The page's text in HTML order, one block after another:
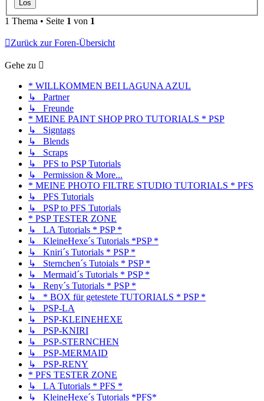
1 Thema • Seite 1 von 1
Zurück zur Foren-Übersicht
Gehe zu
* WILLKOMMEN BEI LAGUNA AZUL
↳ Partner
↳ Freunde
* MEINE PAINT SHOP PRO TUTORIALS * PSP
↳ Signtags
↳ Blends
↳ Scraps
↳ PFS to PSP Tutorials
↳ Permission & More...
* MEINE PHOTO FILTRE STUDIO TUTORIALS * PFS
↳ PFS Tutorials
↳ PSP to PFS Tutorials
* PSP TESTER ZONE
↳ LA Tutorials * PSP *
↳ KleineHexe´s Tutorials *PSP *
↳ Kniri´s Tutorials * PSP *
↳ Sternchen´s Tutoials * PSP *
↳ Mermaid´s Tutorials * PSP *
↳ Reny´s Tutorials * PSP *
↳ * BOX für getestete TUTORIALS * PSP *
↳ PSP-LA
↳ PSP-KLEINEHEXE
↳ PSP-KNIRI
↳ PSP-STERNCHEN
↳ PSP-MERMAID
↳ PSP-RENY
* PFS TESTER ZONE
↳ LA Tutorials * PFS *
↳ KleineHexe´s Tutorials *PFS*